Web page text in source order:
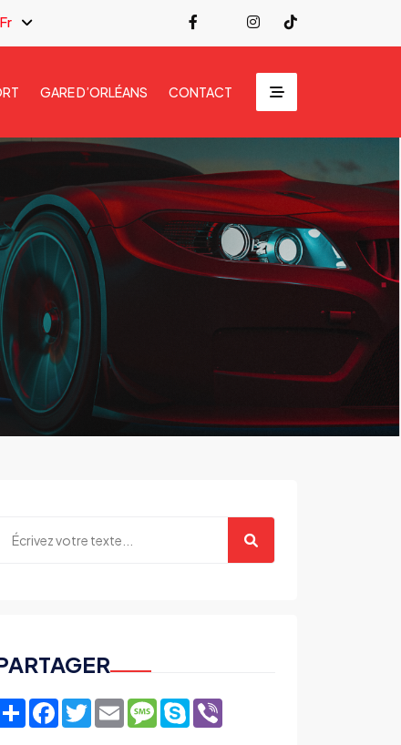
Fr
GARE D’ORLÉANS CONTACT
ShareFacebook
TwitterEmailMessage
Skype